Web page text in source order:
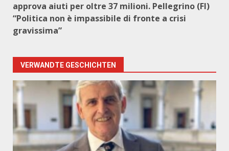
approva aiuti per oltre 37 milioni. Pellegrino (FI)
“Politica non è impassibile di fronte a crisi
gravissima”
VERWANDTE GESCHICHTEN